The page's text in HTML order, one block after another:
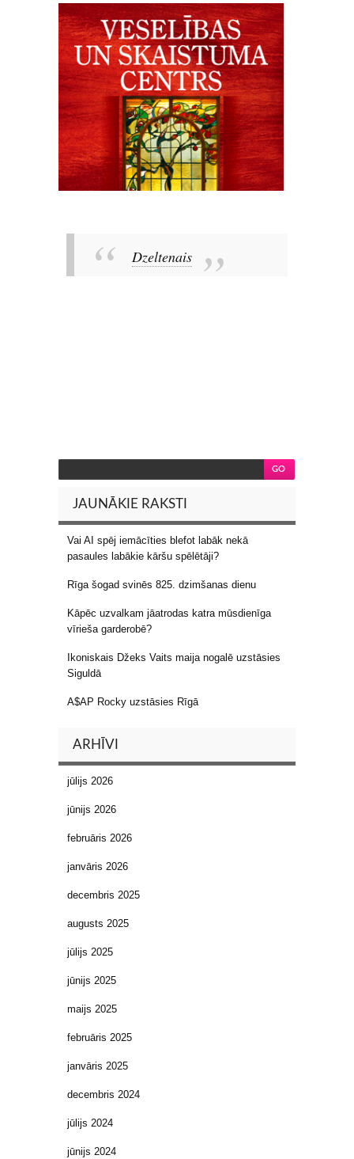
Dzeltenais
JAUNĀKIE RAKSTI
Vai AI spēj iemācīties blefot labāk nekā
pasaules labākie kāršu spēlētāji?
Rīga šogad svinēs 825. dzimšanas dienu
Kāpēc uzvalkam jāatrodas katra mūsdienīga
vīrieša garderobē?
Ikoniskais Džeks Vaits maija nogalē uzstāsies
Siguldā
A$AP Rocky uzstāsies Rīgā
ARHĪVI
jūlijs 2026
jūnijs 2026
februāris 2026
janvāris 2026
decembris 2025
augusts 2025
jūlijs 2025
jūnijs 2025
maijs 2025
februāris 2025
janvāris 2025
decembris 2024
jūlijs 2024
jūnijs 2024